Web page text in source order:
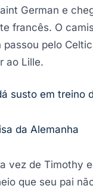
German e
francês. O
passou pelo
ao Lille.
susto em treino
vez de Timothy
que seu pai